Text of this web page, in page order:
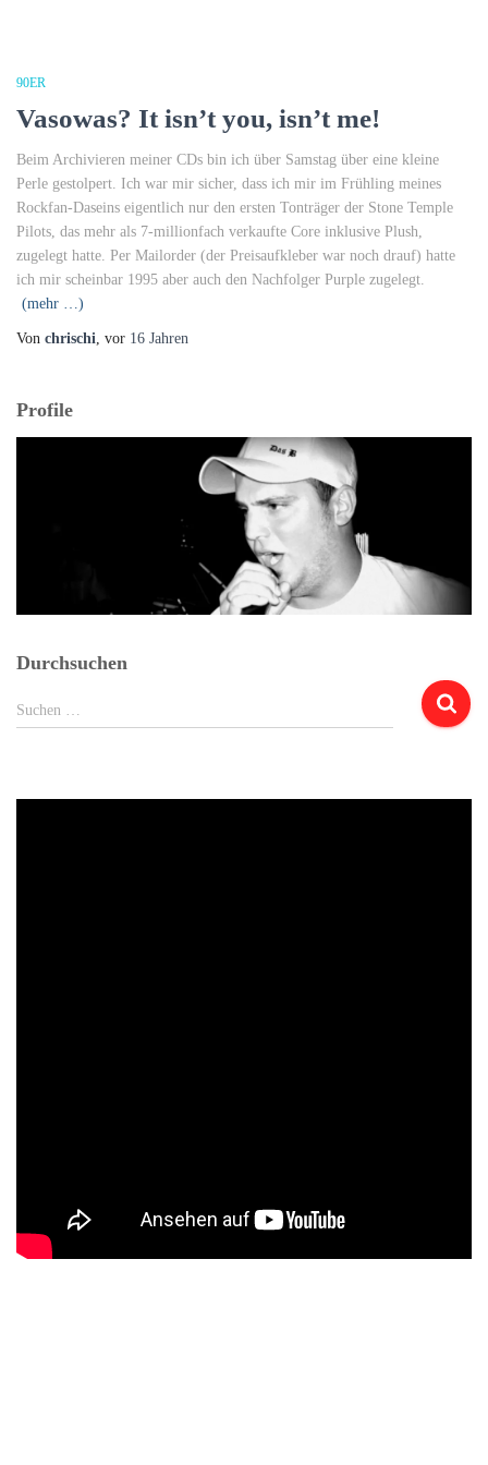
90ER
Vasowas? It isn’t you, isn’t me!
Beim Archivieren meiner CDs bin ich über Samstag über eine kleine
Perle gestolpert. Ich war mir sicher, dass ich mir im Frühling meines
Rockfan-Daseins eigentlich nur den ersten Tonträger der Stone Temple
Pilots, das mehr als 7-millionfach verkaufte Core inklusive Plush,
zugelegt hatte. Per Mailorder (der Preisaufkleber war noch drauf) hatte
ich mir scheinbar 1995 aber auch den Nachfolger Purple zugelegt.
(mehr …)
Von chrischi, vor 16 Jahren
Profile
Durchsuchen
Suchen
nach:
Suchen …